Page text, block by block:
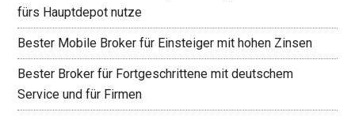
fürs Hauptdepot nutze
Bester Mobile Broker für Einsteiger mit hohen Zinsen
Bester Broker für Fortgeschrittene mit deutschem
Service und für Firmen